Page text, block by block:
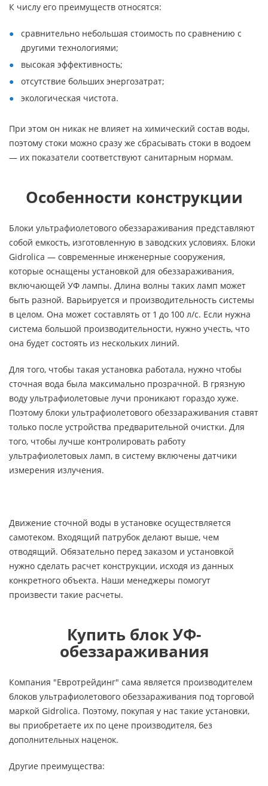
К числу его преимуществ относятся:
сравнительно небольшая стоимость по сравнению с
другими технологиями;
высокая эффективность;
отсутствие больших энергозатрат;
экологическая чистота.
При этом он никак не влияет на химический состав воды,
поэтому стоки можно сразу же сбрасывать стоки в водоем
— их показатели соответствуют санитарным нормам.
Особенности конструкции
Блоки ультрафиолетового обеззараживания представляют
собой емкость, изготовленную в заводских условиях. Блоки
Gidrolica — современные инженерные сооружения,
которые оснащены установкой для обеззараживания,
включающей УФ лампы. Длина волны таких ламп может
быть разной. Варьируется и производительность системы
в целом. Она может составлять от 1 до 100 л/с. Если нужна
система большой производительности, нужно учесть, что
она будет состоять из нескольких линий.
Для того, чтобы такая установка работала, нужно чтобы
сточная вода была максимально прозрачной. В грязную
воду ультрафиолетовые лучи проникают гораздо хуже.
Поэтому блоки ультрафиолетового обеззараживания ставят
только после устройства предварительной очистки. Для
того, чтобы лучше контролировать работу
ультрафиолетовых ламп, в систему включены датчики
измерения излучения.
Движение сточной воды в установке осуществляется
самотеком. Входящий патрубок делают выше, чем
отводящий. Обязательно перед заказом и установкой
нужно сделать расчет конструкции, исходя из данных
конкретного объекта. Наши менеджеры помогут
произвести такие расчеты.
Купить блок УФ-
обеззараживания
Компания "Евротрейдинг" сама является производителем
блоков ультрафиолетового обеззараживания под торговой
маркой Gidrolica. Поэтому, покупая у нас такие установки,
вы приобретаете их по цене производителя, без
дополнительных наценок.
Другие преимущества: